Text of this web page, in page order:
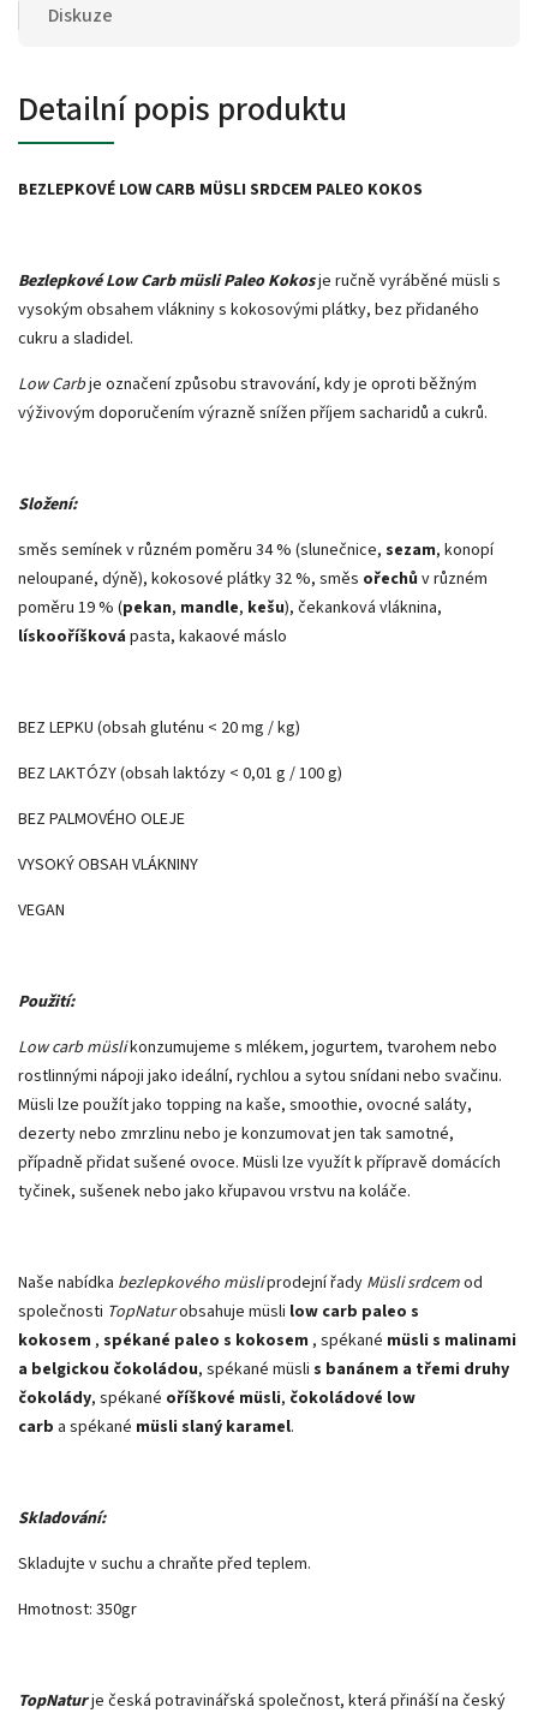
Diskuze
Detailní popis produktu
BEZLEPKOVÉ LOW CARB MÜSLI SRDCEM PALEO KOKOS
Bezlepkové Low Carb müsli Paleo Kokosje ručně vyráběné müsli s
vysokým obsahem vlákniny s kokosovými plátky, bez přidaného
cukru a sladidel.
Low Carbje označení způsobu stravování, kdy je oproti běžným
výživovým doporučením výrazně snížen příjem sacharidů a cukrů.
Složení:
směs semínek v různém poměru 34 % (slunečnice, sezam, konopí
neloupané, dýně), kokosové plátky 32 %, směs ořechů v různém
poměru 19 % (pekan, mandle, kešu), čekanková vláknina,
lískooříšková pasta, kakaové máslo
BEZ LEPKU (obsah gluténu < 20 mg / kg)
BEZ LAKTÓZY (obsah laktózy < 0,01 g / 100 g)
BEZ PALMOVÉHO OLEJE
VYSOKÝ OBSAH VLÁKNINY
VEGAN
Použití:
Low carb müslikonzumujeme s mlékem, jogurtem, tvarohem nebo
rostlinnými nápoji jako ideální, rychlou a sytou snídani nebo svačinu.
Müsli lze použít jako topping na kaše, smoothie, ovocné saláty,
dezerty nebo zmrzlinu nebo je konzumovat jen tak samotné,
případně přidat sušené ovoce. Müsli lze využít k přípravě domácích
tyčinek, sušenek nebo jako křupavou vrstvu na koláče.
Naše nabídka bezlepkového müsliprodejní řady Müsli srdcemod
společnosti TopNaturobsahuje müsli low carb paleo s
kokosem , spékané paleo s kokosem , spékané müsli s malinami
a belgickou čokoládou, spékané müsli s banánem a třemi druhy
čokolády, spékané oříškové müsli, čokoládové low
carb a spékané müsli slaný karamel.
Skladování:
Skladujte v suchu a chraňte před teplem.
Hmotnost: 350gr
TopNaturje česká potravinářská společnost, která přináší na český